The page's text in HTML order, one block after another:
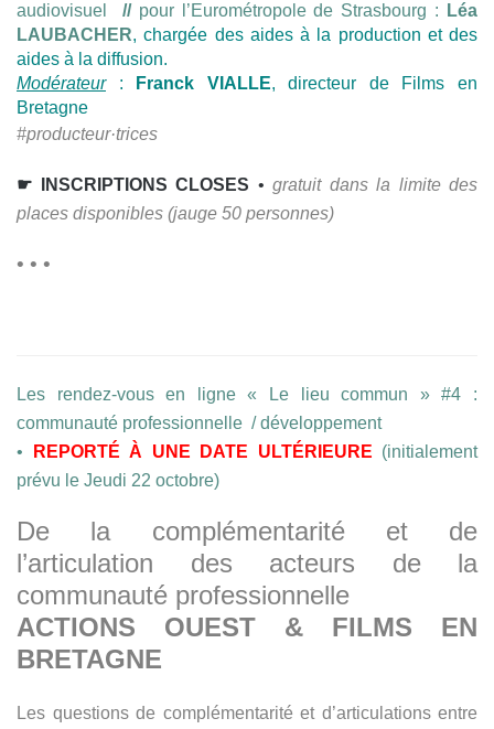
audiovisuel
// pour l’Eurométropole de Strasbourg :
Léa
LAUBACHER, chargée des aides à la production et des
aides à la diffusion.
Modérateur: Franck VIALLE, directeur de Films en
Bretagne
#producteur·trices
☛ INSCRIPTIONS CLOSES • gratuit dans la limite des
places disponibles (jauge 50 personnes)
• • •
Les rendez-vous en ligne « Le lieu commun » #4 :
communauté professionnelle / développement
•
REPORTÉ À UNE DATE ULTÉRIEURE (initialement
prévu le Jeudi 22 octobre)
De la complémentarité et de
l’articulation des acteurs de la
communauté professionnelle
ACTIONS OUEST & FILMS EN
BRETAGNE
Les questions de complémentarité et d’articulations entre